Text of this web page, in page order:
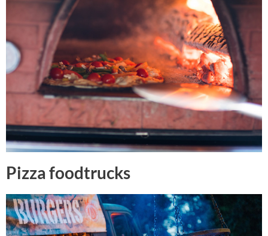
Pizza foodtrucks